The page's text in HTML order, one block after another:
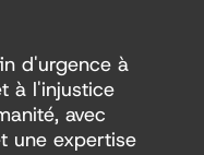
d'urgence à
à l'injustice
avec
une expertise